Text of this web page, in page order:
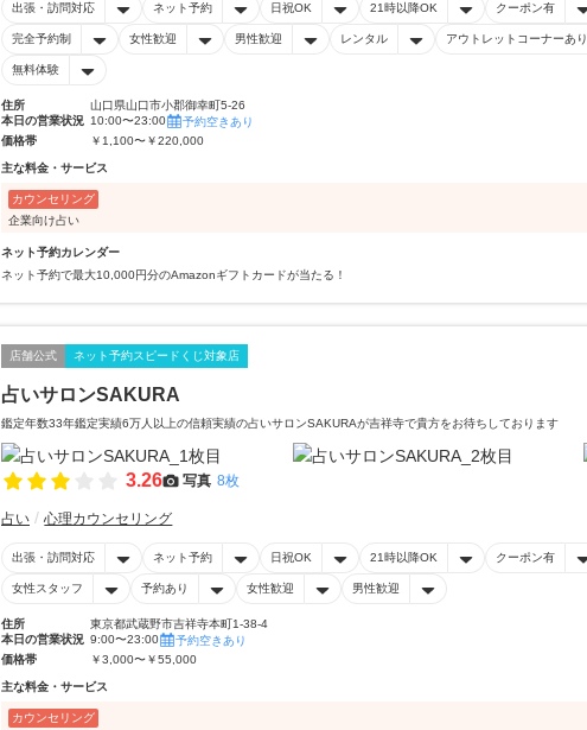
出張・訪問対応 ネット予約 日祝OK 21時以降OK クーポン有
完全予約制 女性歓迎 男性歓迎 レンタル アウトレットコーナーあり
無料体験
住所
山口県山口市小郡御幸町5-26
本日の営業状況 10:00〜23:00
予約空きあり
価格帯
￥1,100〜￥220,000
主な料金・サービス
カウンセリング
企業向け占い
ネット予約カレンダー
ネット予約で最大10,000円分のAmazonギフトカードが当たる！
店舗公式 ネット予約スピードくじ対象店
占いサロンSAKURA
鑑定年数33年鑑定実績6万人以上の信頼実績の占いサロンSAKURAが吉祥寺で貴方をお待ちしております
3.26 写真 8枚
占い 心理カウンセリング
出張・訪問対応 ネット予約 日祝OK 21時以降OK クーポン有
女性スタッフ 予約あり 女性歓迎 男性歓迎
住所
東京都武蔵野市吉祥寺本町1-38-4
本日の営業状況 9:00〜23:00
予約空きあり
価格帯
￥3,000〜￥55,000
主な料金・サービス
カウンセリング